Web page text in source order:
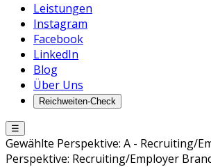
Leistungen
Instagram
Facebook
LinkedIn
Blog
Über Uns
Reichweiten-Check
☰
Gewählte Perspektive: A - Recruiting/
Perspektive: Recruiting/Employer